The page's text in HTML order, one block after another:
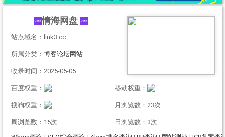
情海网盘
站点域名：link3.cc
所属分类： 博客论坛网站
收录时间：2025-05-05
百度权重： 移动权重：
搜狗权重： 月浏览数：23次
周浏览数：15次
日浏览数：3次